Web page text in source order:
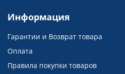
Информация
Гарантии и Возврат товара
Оплата
Правила покупки товаров